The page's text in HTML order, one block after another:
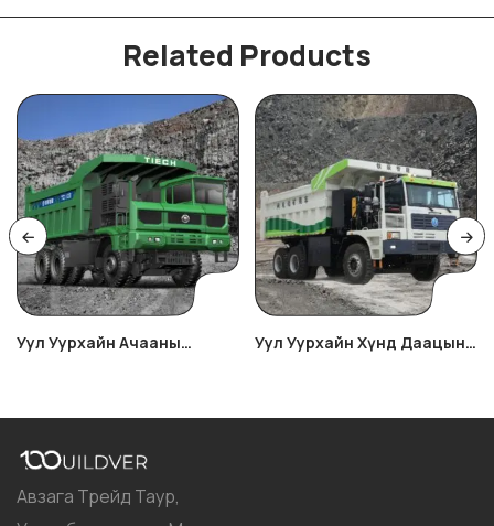
Related Products
Уул Уурхайн Ачааны
Уул Уурхайн Хүнд Даацын
Авзага Трейд Таур,